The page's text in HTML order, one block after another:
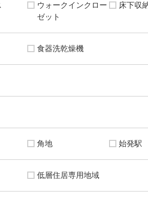
ウォークインクロー
ゼット
床下収
食器洗乾燥機
角地 始発駅
低層住居専用地域